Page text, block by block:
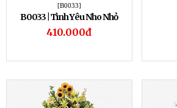
[B0033]
B0033 | Tình Yêu Nho Nhỏ
410.000đ